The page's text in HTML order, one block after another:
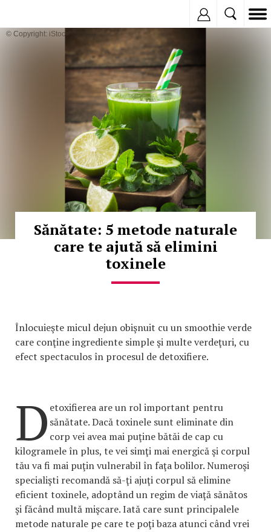
© Copyright: iStockphoto
Sănătate: 5 metode naturale
care te ajută să elimini
toxinele
Înlocuieşte micul dejun obişnuit cu un smoothie verde
care conţine ingrediente simple şi multe verdeţuri, cu
efect spectaculos în procesul de detoxifiere.
D etoxifierea are un rol important pentru
sănătate. Dacă toxinele sunt eliminate din
corp vei avea mai puţine bătăi de cap cu
kilogramele în plus, te vei simţi mai energică şi corpul
tău va fi mai puţin vulnerabil în faţa bolilor. Numeroşi
specialişti recomandă să-ţi ajuţi corpul să elimine
eficient toxinele, adoptând un regim de viaţă sănătos
şi făcând multă mişcare. Iată care sunt principalele
metode naturale pe care te poţi baza atunci când vrei